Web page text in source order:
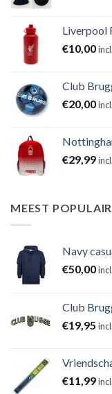
Liverpool
€10,00
Club
€20,00
€29,99
MEEST POPULAIR
Navy
€50,00
Club
€19,95
€11,99